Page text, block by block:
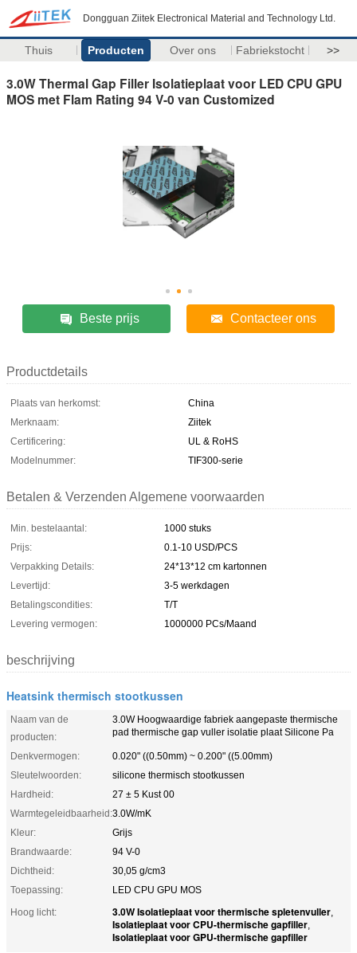
Dongguan Ziitek Electronical Material and Technology Ltd.
Thuis Producten Over ons Fabriekstocht >>
3.0W Thermal Gap Filler Isolatieplaat voor LED CPU GPU
MOS met Flam Rating 94 V-0 van Customized
Beste prijs Contacteer ons
Productdetails
Plaats van herkomst:
China
Merknaam:
Ziitek
Certificering:
UL & RoHS
Modelnummer:
TIF300-serie
Betalen & Verzenden Algemene voorwaarden
Min. bestelaantal:
1000 stuks
Prijs:
0.1-10 USD/PCS
Verpakking Details:
24*13*12 cm kartonnen
Levertijd:
3-5 werkdagen
Betalingscondities:
T/T
Levering vermogen:
1000000 PCs/Maand
beschrijving
Heatsink thermisch stootkussen
Naam van de
producten:
3.0W Hoogwaardige fabriek aangepaste thermische
pad thermische gap vuller isolatie plaat Silicone Pa
Denkvermogen:
0.020" ((0.50mm) ~ 0.200" ((5.00mm)
Sleutelwoorden:
silicone thermisch stootkussen
Hardheid:
27 ± 5 Kust 00
Warmtegeleidbaarheid:3.0W/mK
Kleur:
Grijs
Brandwaarde:
94 V-0
Dichtheid:
30,05 g/cm3
Toepassing:
LED CPU GPU MOS
Hoog licht:
3.0W Isolatieplaat voor thermische spletenvuller,
Isolatieplaat voor CPU-thermische gapfiller,
Isolatieplaat voor GPU-thermische gapfiller